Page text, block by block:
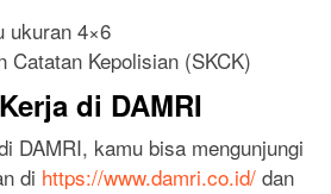
ukuran 4×6
Catatan Kepolisian (SKCK)
di DAMRI
DAMRI, kamu bisa mengunjungi
di https://www.damri.co.id/ dan